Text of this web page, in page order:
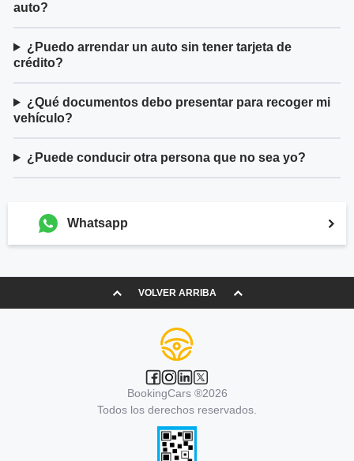
auto?
¿Puedo arrendar un auto sin tener tarjeta de
crédito?
¿Qué documentos debo presentar para recoger mi
vehículo?
¿Puede conducir otra persona que no sea yo?
Whatsapp
VOLVER ARRIBA
BookingCars ®2026
Todos los derechos reservados.